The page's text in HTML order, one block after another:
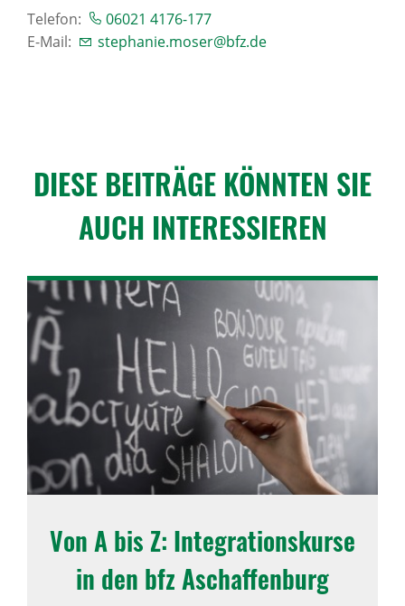
Telefon:
06021 4176-177
E-Mail:
stephanie.moser@bfz.de
DIESE BEITRÄGE KÖNNTEN SIE
AUCH INTER­ES­SIEREN
Von A bis Z: Inte­gra­ti­ons­kurse
in den bfz Aschaf­fen­burg